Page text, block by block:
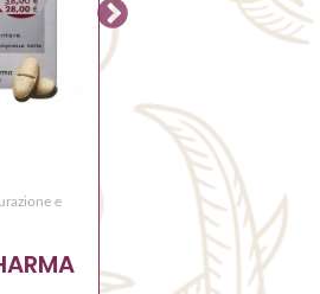
e
Ambiente> Diffusori a
NATURE'S
Profumo